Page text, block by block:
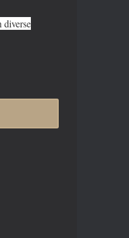
diverse